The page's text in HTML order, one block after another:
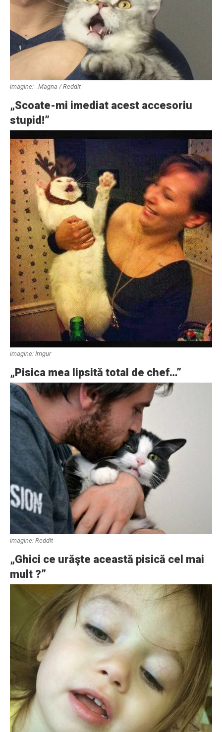
imagine: _Magna / Reddit
„Scoate-mi imediat acest accesoriu
stupid!”
imagine: Imgur
„Pisica mea lipsită total de chef…”
imagine: Reddit
„Ghici ce urăşte această pisică cel mai
mult ?”